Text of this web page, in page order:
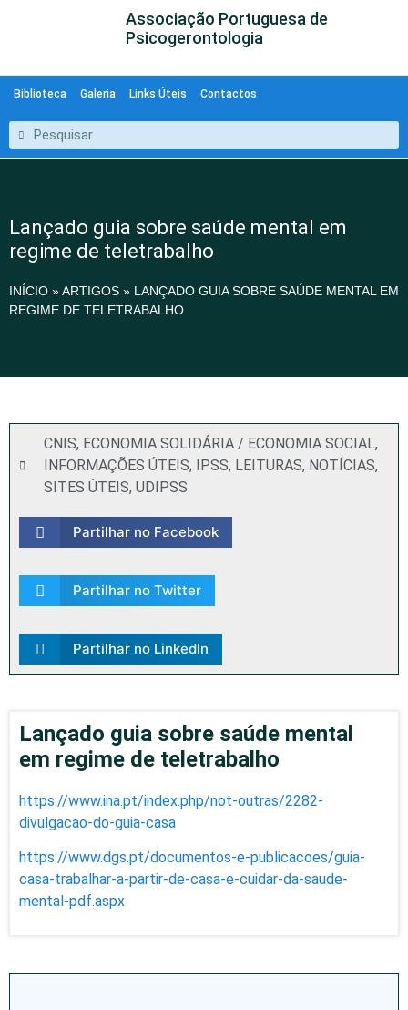
Associação Portuguesa de
Psicogerontologia
Biblioteca Galeria Links Úteis Contactos
Lançado guia sobre saúde mental em
regime de teletrabalho
INÍCIO »ARTIGOS » LANÇADO GUIA SOBRE SAÚDE MENTAL EM
REGIME DE TELETRABALHO
CNIS, ECONOMIA SOLIDÁRIA / ECONOMIA SOCIAL,
INFORMAÇÕES ÚTEIS, IPSS, LEITURAS, NOTÍCIAS,
SITES ÚTEIS, UDIPSS
Partilhar no Facebook
Partilhar no Twitter
Partilhar no LinkedIn
Lançado guia sobre saúde mental
em regime de teletrabalho
https://www.ina.pt/index.php/not-outras/2282-
divulgacao-do-guia-casa
https://www.dgs.pt/documentos-e-publicacoes/guia-
casa-trabalhar-a-partir-de-casa-e-cuidar-da-saude-
mental-pdf.aspx